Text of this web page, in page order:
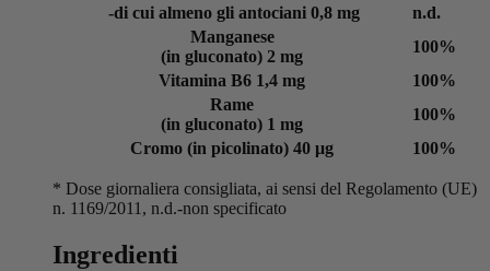
-di cui almeno gli antociani 0,8 mg
n.d.
Manganese
(in gluconato) 2 mg
100%
Vitamina B6 1,4 mg
100%
Rame
(in gluconato) 1 mg
100%
Cromo (in picolinato) 40 μg 100%
* Dose giornaliera consigliata, ai sensi del Regolamento (UE)
n. 1169/2011, n.d.-non specificato
Ingredienti